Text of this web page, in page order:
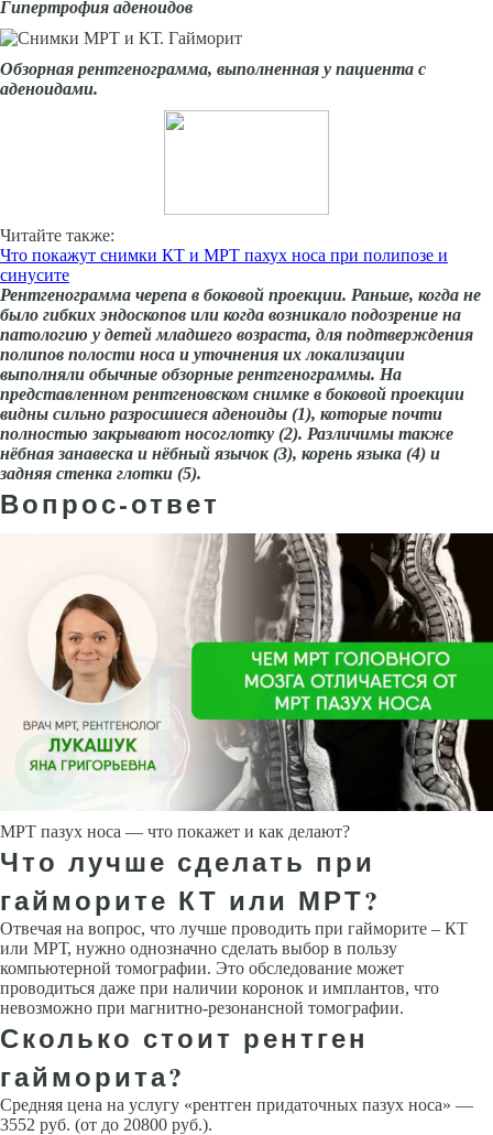
Гипертрофия аденоидов
Обзорная рентгенограмма, выполненная у пациента с
аденоидами.
Читайте также:
Что покажут снимки КТ и МРТ пахух носа при полипозе и
синусите
Рентгенограмма черепа в боковой проекции. Раньше, когда не
было гибких эндоскопов или когда возникало подозрение на
патологию у детей младшего возраста, для подтверждения
полипов полости носа и уточнения их локализации
выполняли обычные обзорные рентгенограммы. На
представленном рентгеновском снимке в боковой проекции
видны сильно разросшиеся аденоиды (1), которые почти
полностью закрывают носоглотку (2). Различимы также
нёбная занавеска и нёбный язычок (3), корень языка (4) и
задняя стенка глотки (5).
Вопрос-ответ
МРТ пазух носа — что покажет и как делают?
Что лучше сделать при
гайморите КТ или МРТ?
Отвечая на вопрос, что лучше проводить при гайморите – КТ
или МРТ, нужно однозначно сделать выбор в пользу
компьютерной томографии. Это обследование может
проводиться даже при наличии коронок и имплантов, что
невозможно при магнитно-резонансной томографии.
Сколько стоит рентген
гайморита?
Средняя цена на услугу «рентген придаточных пазух носа» —
3552 руб. (от до 20800 руб.).